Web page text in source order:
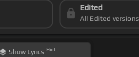
Edited
All Edited versions
Show Lyrics Hint